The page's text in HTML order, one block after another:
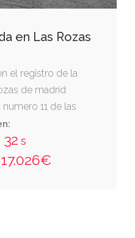
en Las Rozas
el registro de la
de madrid
11 de las
misma se ha
tipo c, al
de azata.
31 s